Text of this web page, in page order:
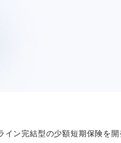
ン完結型の少額短期保険を開